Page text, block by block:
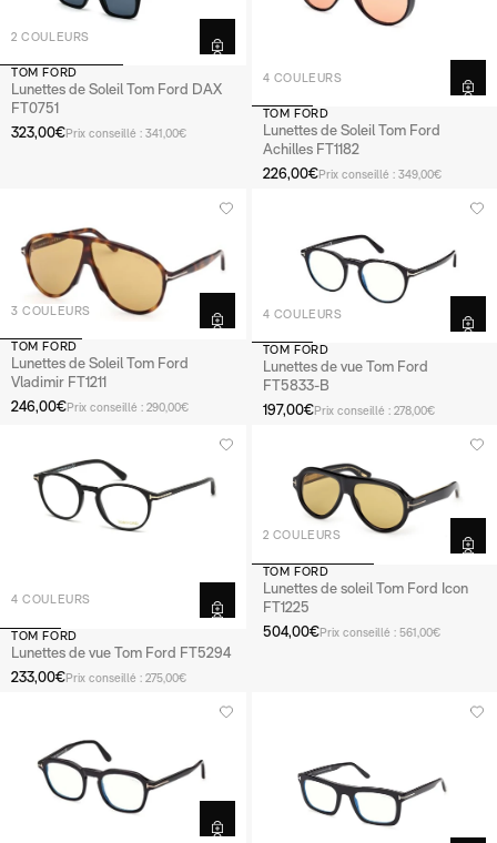
2 COULEURS
TOM FORD
Lunettes de Soleil Tom Ford DAX
FT0751
323,00€Prix conseillé : 341,00€
4 COULEURS
TOM FORD
Lunettes de Soleil Tom Ford
Achilles FT1182
226,00€Prix conseillé : 349,00€
3 COULEURS
TOM FORD
Lunettes de Soleil Tom Ford
Vladimir FT1211
246,00€Prix conseillé : 290,00€
4 COULEURS
TOM FORD
Lunettes de vue Tom Ford
FT5833-B
197,00€Prix conseillé : 278,00€
4 COULEURS
TOM FORD
Lunettes de vue Tom Ford FT5294
233,00€Prix conseillé : 275,00€
2 COULEURS
TOM FORD
Lunettes de soleil Tom Ford Icon
FT1225
504,00€Prix conseillé : 561,00€